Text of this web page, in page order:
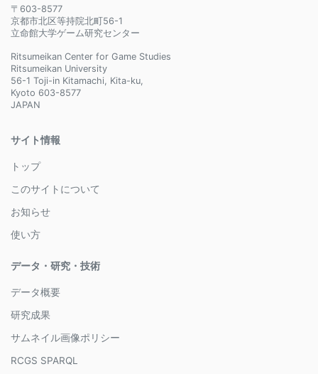
〒603-8577
京都市北区等持院北町56-1
立命館大学ゲーム研究センター
Ritsumeikan Center for Game Studies
Ritsumeikan University
56-1 Toji-in Kitamachi, Kita-ku,
Kyoto 603-8577
JAPAN
サイト情報
トップ
このサイトについて
お知らせ
使い方
データ・研究・技術
データ概要
研究成果
サムネイル画像ポリシー
RCGS SPARQL